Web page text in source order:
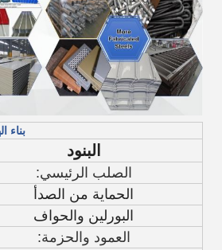
بناء
البنود
الصلب الرئيسي:
الحماية من الصدأ
البورلين والحواف
العمود والحزمة: